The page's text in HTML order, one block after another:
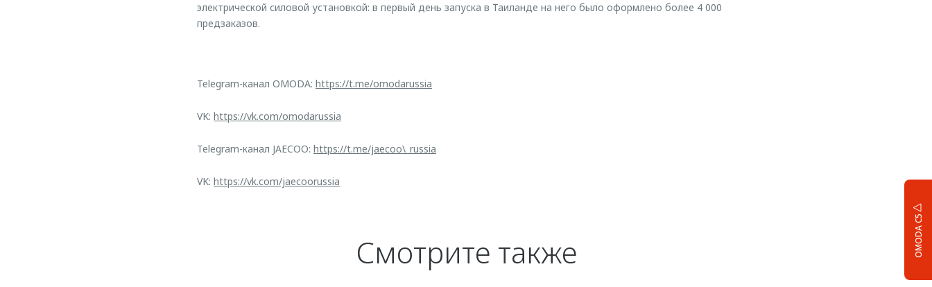
OMODA C5
электрической силовой установкой: в первый день запуска в Таиланде на него было оформлено более 4 000
предзаказов.
Telegram-канал OMODA: https://t.me/omodarussia
VK: https://vk.com/omodarussia
Telegram-канал JAECOO: https://t.me/jaecoo\_russia
VK: https://vk.com/jaecoorussia
Смотрите также